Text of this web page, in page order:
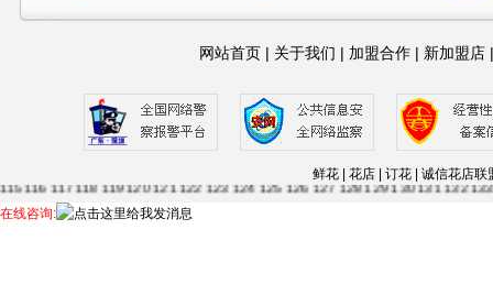
网站首页 | 关于我们 | 加盟合作 | 新加盟店
鲜花 | 花店 | 订花 | 诚信花店
9 10 11 12 13 14 15 18 19 20 21 22 23 24 26 27 29 30
115 116 117 118 119 120 121 122 123 124 125 126 127 128 129 130 131 132
56 157 158 159 160 161 162 163
在线咨询: